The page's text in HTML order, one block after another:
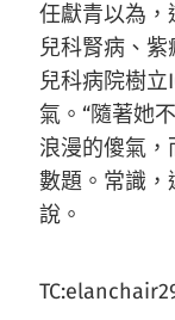
任獻青以為
兒科腎病、
兒科病院樹
氣。“隨著她
浪漫的傻氣
數題。常識，
說。